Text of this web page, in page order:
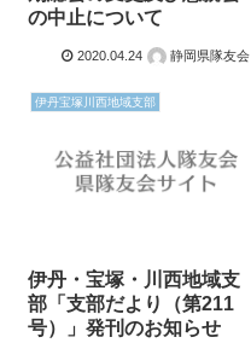
の中止について
2020.04.24 静岡県隊友会
伊丹宝塚川西地域支部
伊丹・宝塚・川西地域支
部「支部だより（第211
号）」発刊のお知らせ